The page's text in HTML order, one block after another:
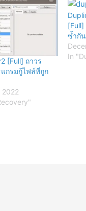
[Full] ถาวร
กรมกู้ไฟล์ที่ถูก
2022
ซ้ำกัน
In